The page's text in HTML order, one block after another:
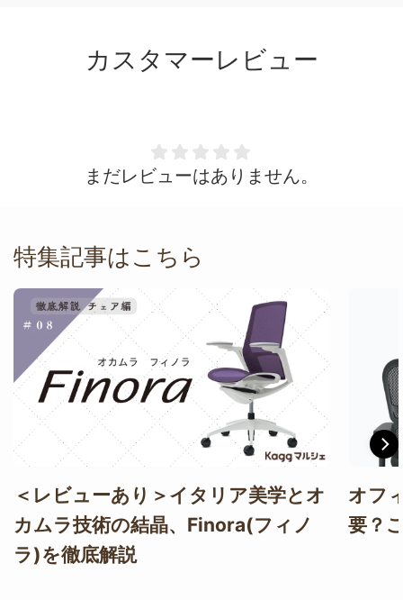
カスタマーレビュー
まだレビューはありません。
特集記事はこちら
＜レビューあり＞イタリア美学とオ
カムラ技術の結晶、Finora(フィノ
ラ)を徹底解説
オフ
要？